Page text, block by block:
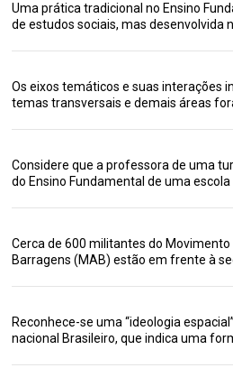
Uma prática tradicional no Ensino
de estudos sociais, mas desenvolvida
Os eixos temáticos e suas interações
temas transversais e demais áreas
Considere que a professora de uma
do Ensino Fundamental de uma
Cerca de 600 militantes do
Barragens (MAB) estão em frente à
Reconhece-se uma “ideologia
nacional Brasileiro, que indica uma